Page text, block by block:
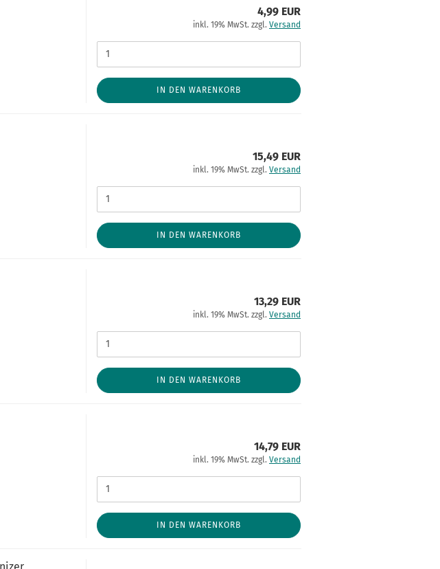
4,99 EUR
inkl. 19% MwSt. zzgl. Versand
IN DEN WARENKORB
15,49 EUR
inkl. 19% MwSt. zzgl. Versand
IN DEN WARENKORB
13,29 EUR
inkl. 19% MwSt. zzgl. Versand
IN DEN WARENKORB
14,79 EUR
inkl. 19% MwSt. zzgl. Versand
IN DEN WARENKORB